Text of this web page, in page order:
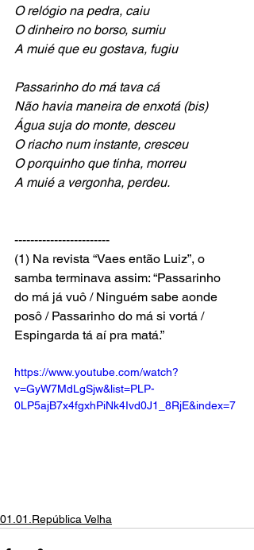
O relógio na pedra, caiu
O dinheiro no borso, sumiu
A muié que eu gostava, fugiu
Passarinho do má tava cá
Não havia maneira de enxotá (bis)
Água suja do monte, desceu
O riacho num instante, cresceu
O porquinho que tinha, morreu
A muié a vergonha, perdeu.
------------------------
(1) Na revista “Vaes então Luiz”, o
samba terminava assim: “Passarinho
do má já vuô / Ninguém sabe aonde
posô / Passarinho do má si vortá /
Espingarda tá aí pra matá.”
https://www.youtube.com/watch?
v=GyW7MdLgSjw&list=PLP-
0LP5ajB7x4fgxhPiNk4Ivd0J1_8RjE&index=7
01.01.República Velha